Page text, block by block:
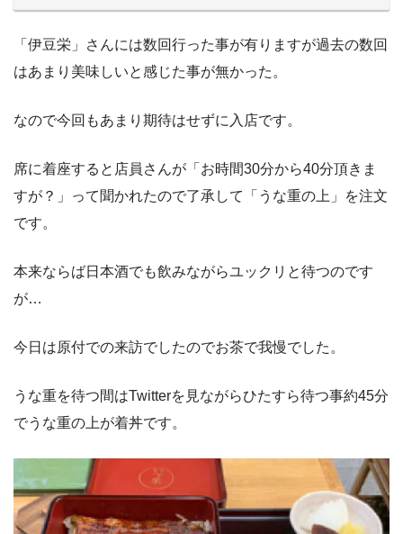
「伊豆栄」さんには数回行った事が有りますが過去の数回
はあまり美味しいと感じた事が無かった。
なので今回もあまり期待はせずに入店です。
席に着座すると店員さんが「お時間30分から40分頂きま
すが？」って聞かれたので了承して「うな重の上」を注文
です。
本来ならば日本酒でも飲みながらユックリと待つのです
が…
今日は原付での来訪でしたのでお茶で我慢でした。
うな重を待つ間はTwitterを見ながらひたすら待つ事約45分
でうな重の上が着丼です。